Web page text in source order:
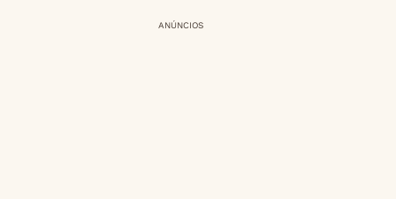
ANÚNCIOS